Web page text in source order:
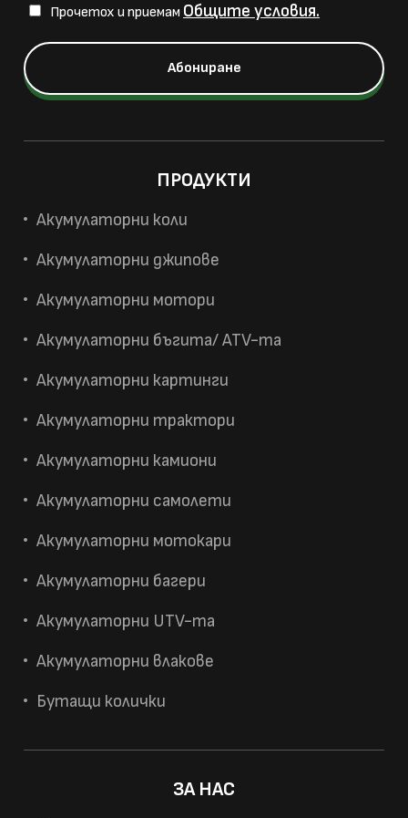
Прочетох и приемам Общите условия.
ПРОДУКТИ
Акумулаторни коли
Акумулаторни джипове
Акумулаторни мотори
Акумулаторни бъгита/ ATV-та
Акумулаторни картинги
Акумулаторни трактори
Акумулаторни камиони
Акумулаторни самолети
Акумулаторни мотокари
Акумулаторни багери
Акумулаторни UTV-та
Акумулаторни влакове
Бутащи колички
ЗА НАС